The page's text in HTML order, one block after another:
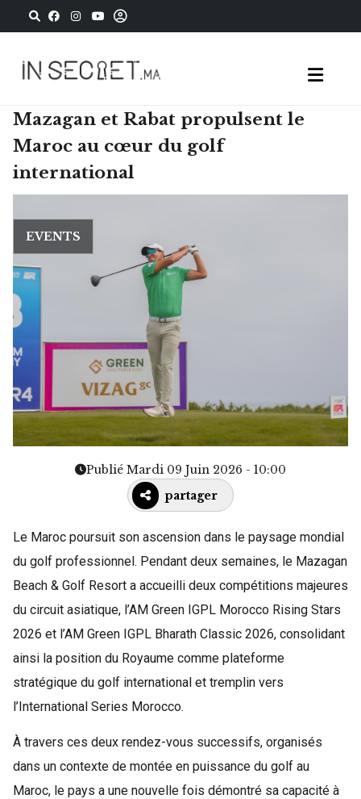
Mazagan et Rabat propulsent le
Maroc au cœur du golf
international
EVENTS
Publié Mardi 09 Juin 2026 - 10:00
partager
Le Maroc poursuit son ascension dans le paysage mondial
du golf professionnel. Pendant deux semaines, le Mazagan
Beach & Golf Resort a accueilli deux compétitions majeures
du circuit asiatique, l’AM Green IGPL Morocco Rising Stars
2026 et l’AM Green IGPL Bharath Classic 2026, consolidant
ainsi la position du Royaume comme plateforme
stratégique du golf international et tremplin vers
l’International Series Morocco.
À travers ces deux rendez-vous successifs, organisés
dans un contexte de montée en puissance du golf au
Maroc, le pays a une nouvelle fois démontré sa capacité à